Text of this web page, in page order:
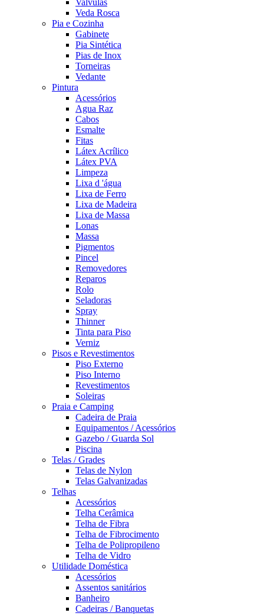
Veda Rosca
Pia e Cozinha
Gabinete
Pia Sintética
Pias de Inox
Torneiras
Vedante
Pintura
Acessórios
Agua Raz
Cabos
Esmalte
Fitas
Látex Acrílico
Látex PVA
Limpeza
Lixa d 'água
Lixa de Ferro
Lixa de Madeira
Lixa de Massa
Lonas
Massa
Pigmentos
Pincel
Removedores
Reparos
Rolo
Seladoras
Spray
Thinner
Tinta para Piso
Verniz
Pisos e Revestimentos
Piso Externo
Piso Interno
Revestimentos
Soleiras
Praia e Camping
Cadeira de Praia
Equipamentos / Acessórios
Gazebo / Guarda Sol
Piscina
Telas / Grades
Telas de Nylon
Telas Galvanizadas
Telhas
Acessórios
Telha Cerâmica
Telha de Fibra
Telha de Fibrocimento
Telha de Polipropileno
Telha de Vidro
Utilidade Doméstica
Acessórios
Assentos sanitários
Banheiro
Cadeiras / Banquetas